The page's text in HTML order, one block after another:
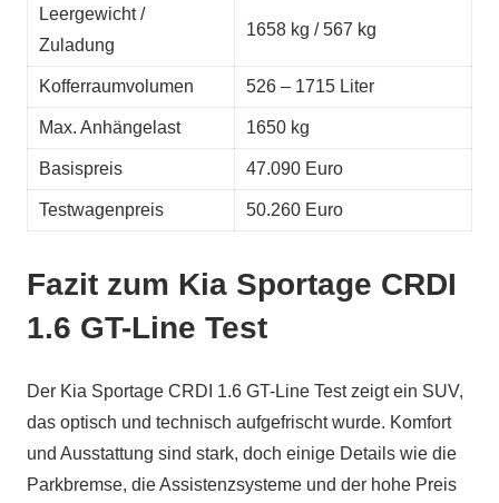
Leergewicht /
Zuladung
1658 kg / 567 kg
Kofferraumvolumen 526 – 1715 Liter
Max. Anhängelast 1650 kg
Basispreis 47.090 Euro
Testwagenpreis 50.260 Euro
Fazit zum Kia Sportage CRDI
1.6 GT-Line Test
Der Kia Sportage CRDI 1.6 GT-Line Test zeigt ein SUV,
das optisch und technisch aufgefrischt wurde. Komfort
und Ausstattung sind stark, doch einige Details wie die
Parkbremse, die Assistenzsysteme und der hohe Preis